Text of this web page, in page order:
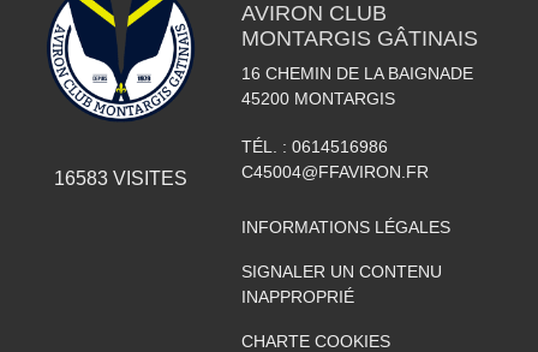
16583VISITES
AVIRON CLUB
MONTARGIS GÂTINAIS
16 CHEMIN DE LA BAIGNADE
45200 MONTARGIS
TÉL. : 0614516986
C45004@FFAVIRON.FR
INFORMATIONS LÉGALES
SIGNALER UN CONTENU
INAPPROPRIÉ
CHARTE COOKIES